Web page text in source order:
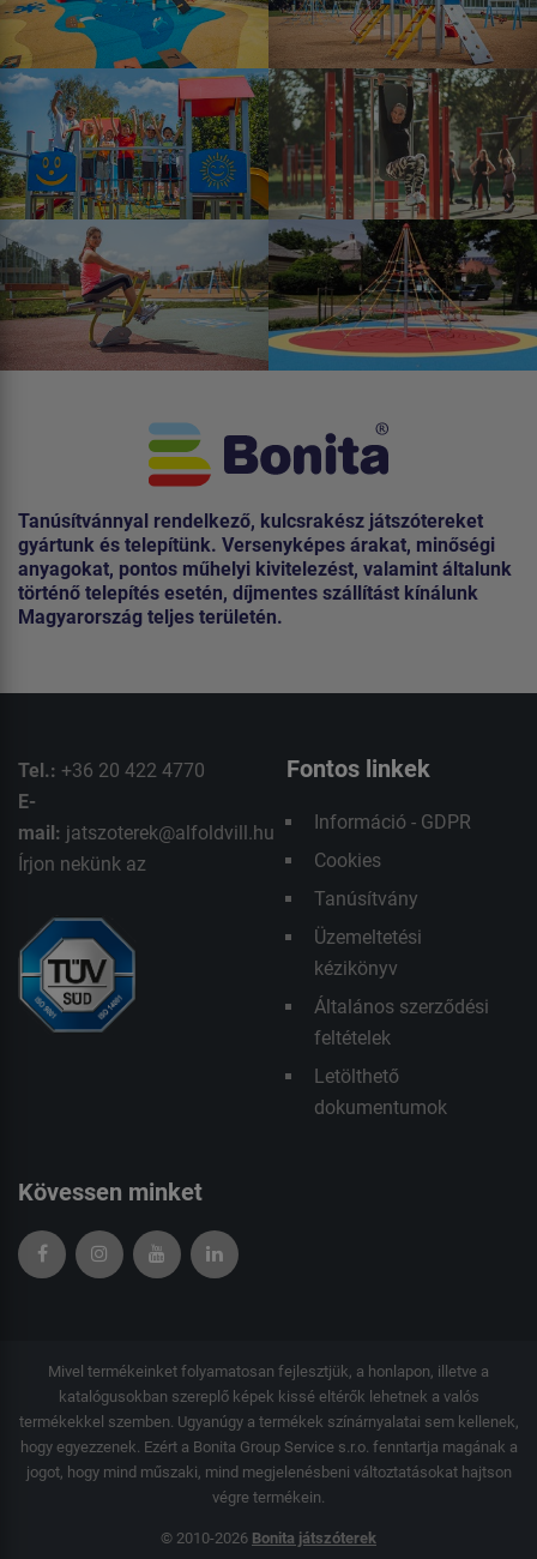
Tanúsítvánnyal rendelkező, kulcsrakész játszótereket
gyártunk és telepítünk. Versenyképes árakat, minőségi
anyagokat, pontos műhelyi kivitelezést, valamint általunk
történő telepítés esetén, díjmentes szállítást kínálunk
Magyarország teljes területén.
Tel.: +36 20 422 4770
E-
mail: jatszoterek@alfoldvill.hu
Írjon nekünk az
Fontos linkek
Információ - GDPR
Cookies
Tanúsítvány
Üzemeltetési
kézikönyv
Általános szerződési
feltételek
Letölthető
dokumentumok
Kövessen minket
Mivel termékeinket folyamatosan fejlesztjük, a honlapon, illetve a
katalógusokban szereplő képek kissé eltérők lehetnek a valós
termékekkel szemben. Ugyanúgy a termékek színárnyalatai sem kellenek,
hogy egyezzenek. Ezért a Bonita Group Service s.r.o. fenntartja magának a
jogot, hogy mind műszaki, mind megjelenésbeni változtatásokat hajtson
végre termékein.
© 2010-2026 Bonita játszóterek